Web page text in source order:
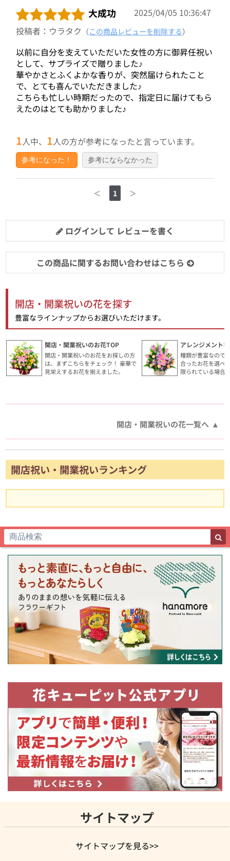
大成功
2025/04/05 10:36:47
投稿者：ウラタク （この商品レビューを削除する）
以前に自分を支えていただいた女性の方に御昇任祝い
として、サプライズで贈りました♪
華やかさとふくよかな香りが、突然届けられたこと
で、とても喜んでいただきました♪
こちらも忙しい時期だったので、指定日に届けてもら
えたのはとても助かりました♪
1人中、 1人の方が参考になったと言っています。
参考になった！ 参考にならなかった
＜ 1 ＞
ログインして レビューを書く
この商品に関するお問い合わせはこちら
開店・開業祝いの花を探す
豊富なラインナップからお選びいただけます。
開店・開業祝いのお花TOP
開店・開業祝いのお花をお探しの方
は、まずこちらをチェック！ 豪華で
見栄えするお花を揃えました。
アレンジメント
種類が豊富なので
合ったお花を選べ
限られている場合
開店・開業祝いの花一覧へ
開店祝い・開業祝いランキング
サイトマップ
サイトマップを見る>>